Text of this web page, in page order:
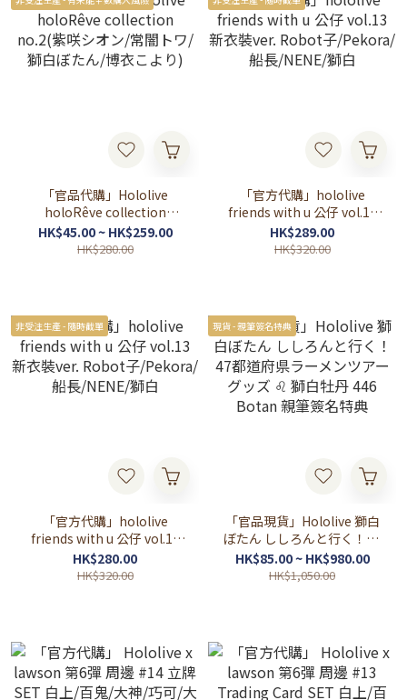
「官品代購」Hololive
holoRêve collection
no.2(紫咲シオン/常闇トワ/
獅白ぼたん/博衣こより)
HK$45.00 ~ HK$259.00
HK$280.00
「官方代購」hololive
friends with u 公仔 vol.13
新衣裝ver. Robot
子/Pekora/船長/NENE/獅白
HK$289.00
HK$320.00
非受注生產 - 隨時截單
「官方代購」hololive
friends with u 公仔 vol.13
新衣裝ver. Robot
子/Pekora/船長/NENE/獅白
HK$280.00
HK$320.00
現貨 - 親筆簽名特典
「官品現貨」Hololive 獅白
ぼたん ししろんと行く！47
都道府県ラーメンツアーグ
ッズ ♌ 獅白牡丹 446 Botan
HK$85.00 ~ HK$980.00
HK$1,050.00